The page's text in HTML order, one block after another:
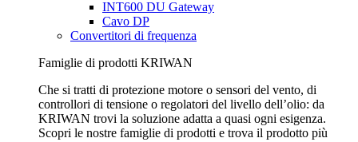
INT600 DU Gateway
Cavo DP
Convertitori di frequenza
Famiglie di prodotti KRIWAN
Che si tratti di protezione motore o sensori del vento, di
controllori di tensione o regolatori del livello dell’olio: da
KRIWAN trovi la soluzione adatta a quasi ogni esigenza.
Scopri le nostre famiglie di prodotti e trova il prodotto più